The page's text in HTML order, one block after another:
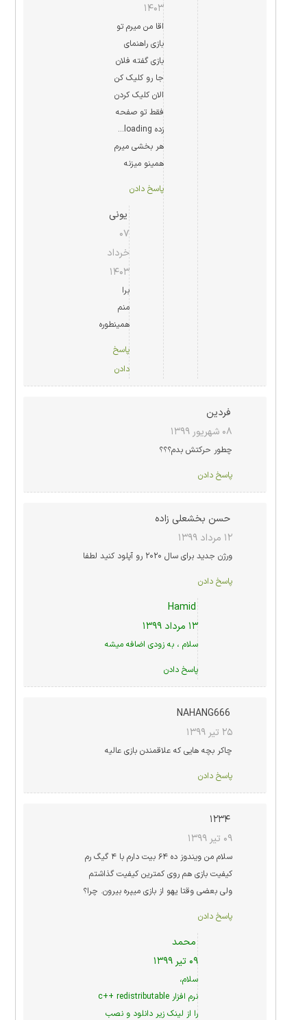
۱۴۰۳
اقا من میرم تو
بازی راهنمای
بازی گفته فلان
جا رو کلیک کن
الان کلیک کردن
فقط تو صفحه
زده loading…
هر بخشی میرم
همینو میزنه
پاسخ دادن
یونی
۰۷
خرداد
۱۴۰۳
برا
منم
همینطوره
پاسخ
دادن
فردین
۰۸ شهریور ۱۳۹۹
چطور حرکتش بدم؟؟؟
پاسخ دادن
حسن بخشعلی زاده
۱۲ مرداد ۱۳۹۹
ورژن جدید برای سال ۲۰۲۰ رو آپلود کنید لطفا
پاسخ دادن
Hamid
۱۳ مرداد ۱۳۹۹
سلام ، به زودی اضافه میشه
پاسخ دادن
NAHANG666
۲۵ تیر ۱۳۹۹
چاکر بچه هایی که علاقمندن بازی عالیه
پاسخ دادن
۱۲۳۴
۰۹ تیر ۱۳۹۹
سلام من ویندوز ده ۶۴ بیت دارم با ۴ گیگ رم
کیفیت بازی هم روی کمترین کیفیت گذاشتم
ولی بعضی وقتا یهو از بازی میپره بیرون. چرا؟
پاسخ دادن
محمد
۰۹ تیر ۱۳۹۹
سلام،
نرم افزار c++ redistributable
را از لینک زیر دانلود و نصب